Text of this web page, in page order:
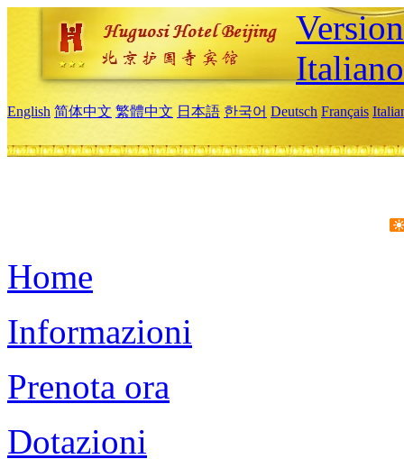
Italiano
English 简体中文 繁體中文 日本語 한국어 Deutsch Français
Home
Informazioni
Prenota ora
Dotazioni